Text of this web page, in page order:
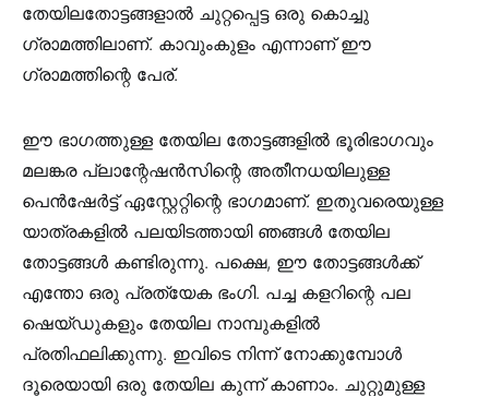
തേയിലതോട്ടങ്ങളാല്‍ ചുറ്റപ്പെട്ട ഒരു കൊച്ചു
ഗ്രാമത്തിലാണ്. കാവുംകുളം എന്നാണ് ഈ
ഗ്രാമത്തിന്റെ പേര്.
ഈ ഭാഗത്തുള്ള തേയില തോട്ടങ്ങളില്‍ ഭൂരിഭാഗവും
മലങ്കര പ്ലാന്റേഷന്‍സിന്റെ അതീനധയിലുള്ള
പെന്‍ഷേര്‍ട്ട് ഏസ്റ്റേറ്റിന്റെ ഭാഗമാണ്. ഇതുവരെയുള്ള
യാത്രകളില്‍ പലയിടത്തായി ‍‍‍ഞങ്ങള്‍ തേയില
തോട്ടങ്ങള്‍ കണ്ടിരുന്നു. പക്ഷെ, ഈ തോട്ടങ്ങള്‍ക്ക്
എന്തോ ഒരു പ്രത്യേക ഭംഗി. പച്ച കളറിന്റെ പല
ഷെയ്ഡുകളും തേയില നാമ്പുകളില്‍
പ്രതിഫലിക്കുന്നു. ഇവിടെ നിന്ന് നോക്കുമ്പോള്‍
ദൂരെയായി ഒരു തേയില കുന്ന് കാണാം. ചുറ്റുമുള്ള